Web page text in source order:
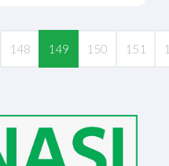
148 149 150 151